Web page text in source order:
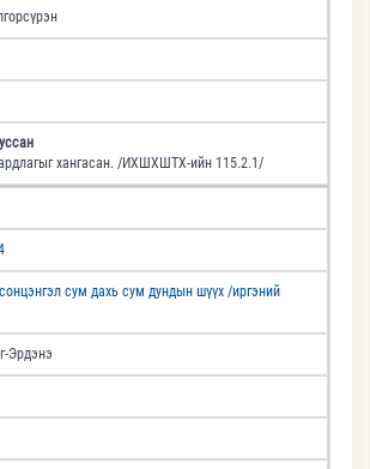
хангасан. /ИХШХШТХ-ийн 115.2.1/
сум дахь сум дундын шүүх /иргэний
Эрдэнэ